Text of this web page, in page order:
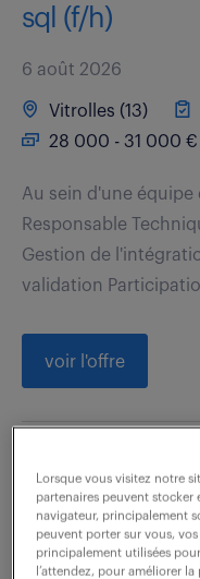
sql (f/h)
6 août 2026
Vitrolles (13)
28 000 - 31 000 €
Au sein d'une
Responsable
Gestion de
validation
voir l'offre
technicien
vip (f/h)
6 août 2026
Lorsque vous visitez notre
partenaires peuvent stocker
navigateur, principalement
peuvent porter sur vous,
principalement utilisées
l’attendez, pour améliorer